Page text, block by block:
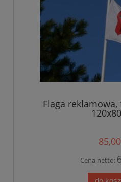
Flaga
Cena netto: